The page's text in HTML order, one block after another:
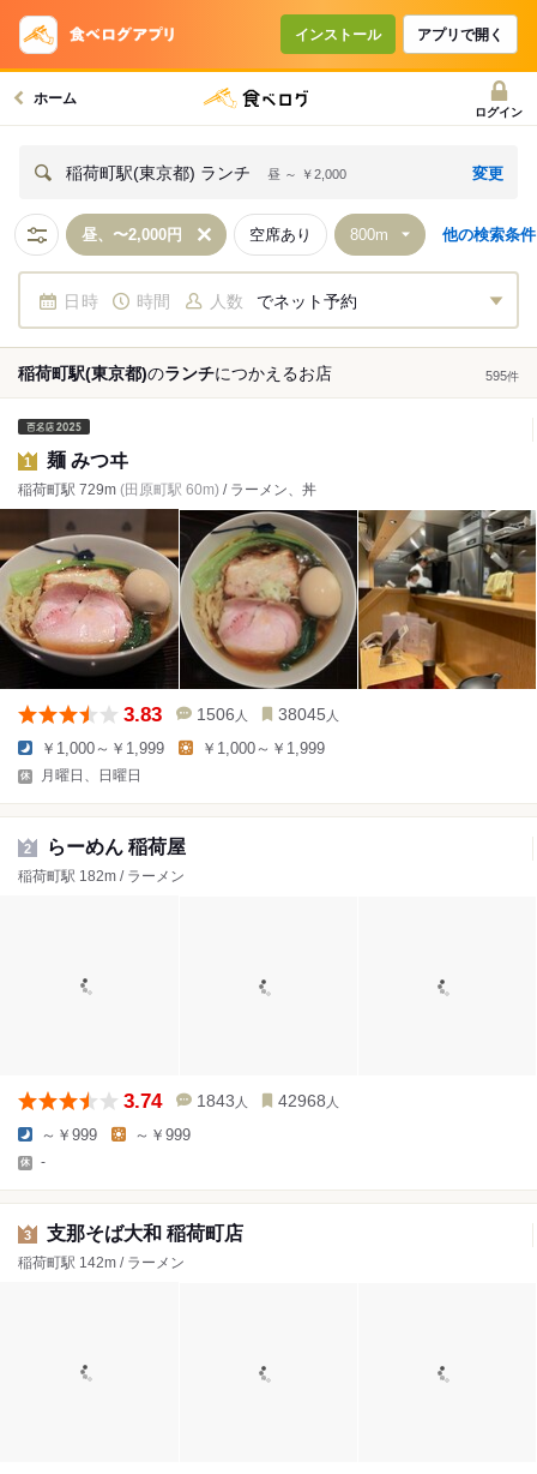
インストール アプリで開く
ホーム
ログイン
稲荷町駅(東京都) ランチ 昼 ～ ￥2,000 変更
昼、〜2,000円 空席あり 他の検索条件
日時 時間 人数 でネット予約
稲荷町駅(東京都)のランチにつかえるお店 595件
1 麺 みつヰ
稲荷町駅 729m (田原町駅 60m) / ラーメン、丼
3.83 1506 人 38045 人
￥1,000～￥1,999 ￥1,000～￥1,999
月曜日、日曜日
2 らーめん 稲荷屋
稲荷町駅 182m / ラーメン
3.74 1843 人 42968 人
～￥999 ～￥999
-
3 支那そば大和 稲荷町店
稲荷町駅 142m / ラーメン